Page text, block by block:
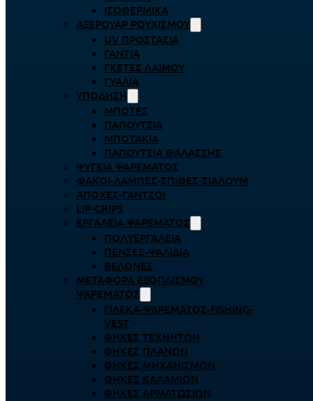
ΙΣΟΘΕΡΜΙΚΆ
ΑΞΕΡΟΥΆΡ ΡΟΥΧΙΣΜΟΎ
UV ΠΡΟΣΤΑΣΊΑ
ΓΆΝΤΙΑ
ΓΚΈΤΕΣ ΛΑΊΜΟΥ
ΓΥΑΛΙΆ
ΥΠΌΔΗΣΗ
ΜΠΌΤΕΣ
ΠΑΠΟΎΤΣΙΑ
ΜΠΟΤΆΚΙΑ
ΠΑΠΟΎΤΣΙΑ ΘΑΛΆΣΣΗΣ
ΨΥΓΕΊΑ ΨΑΡΈΜΑΤΟΣ
ΦΑΚΟΊ-ΛΆΜΠΕΣ-ΣΠΊΘΕΣ-ΣΊΑΛΟΥΜ
ΑΠΌΧΕΣ-ΓΆΝΤΖΟΙ
LIP-GRIPS
EΡΓΑΛΕΊΑ ΨΑΡΈΜΑΤΟΣ
ΠΟΛΥΕΡΓΑΛΕΊΑ
ΠΈΝΣΕΣ-ΨΑΛΊΔΙΑ
ΒΕΛΌΝΕΣ
ΜΕΤΑΦΟΡΆ ΕΞΟΠΛΙΣΜΟΎ
ΨΑΡΈΜΑΤΟΣ
ΓΙΛΈΚΑ-ΨΑΡΈΜΑΤΟΣ-FISHING-
VEST
ΘΉΚΕΣ ΤΕΧΝΗΤΏΝ
ΘΉΚΕΣ ΠΛΆΝΩΝ
ΘΉΚΕΣ ΜΗΧΑΝΙΣΜΏΝ
ΘΉΚΕΣ ΚΑΛΑΜΙΏΝ
ΘΉΚΕΣ ΑΡΜΑΤΩΣΙΏΝ